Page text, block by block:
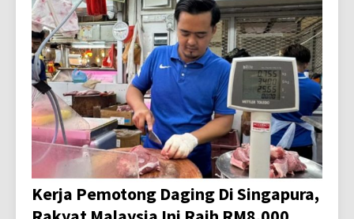
Kerja Pemotong Daging Di Singapura,